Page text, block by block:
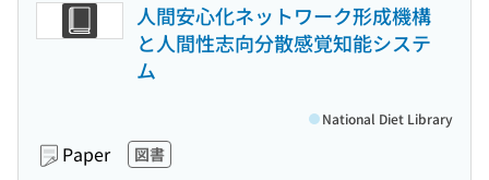
人間安心化ネットワーク形成機構
と人間性志向分散感覚知能システ
ム
Paper 図書
National Diet Library